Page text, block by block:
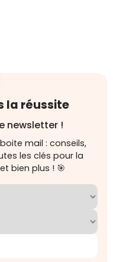
la réussite
newsletter !
mail : conseils,
les clés pour la
bien plus ! 🎯